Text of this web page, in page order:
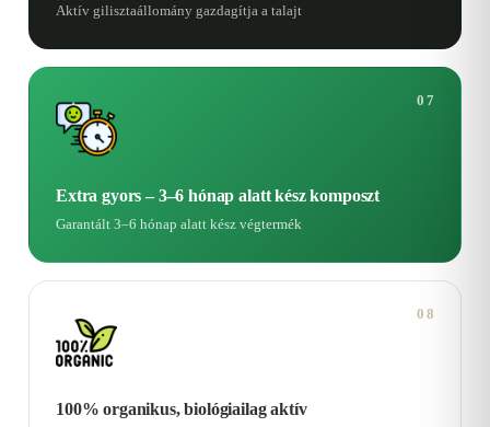
Aktív gilisztaállomány gazdagítja a talajt
07
Extra gyors – 3–6 hónap alatt kész komposzt
Garantált 3–6 hónap alatt kész végtermék
08
100% organikus, biológiailag aktív